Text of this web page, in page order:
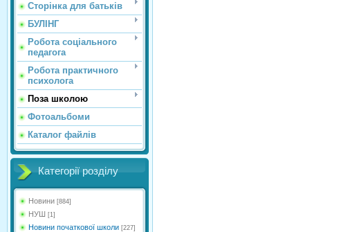
Сторінка для батьків
БУЛІНГ
Робота соціального
педагога
Робота практичного
психолога
Поза школою
Фотоальбоми
Каталог файлів
Категорії розділу
Новини [884]
НУШ [1]
Новини початкової школи [227]